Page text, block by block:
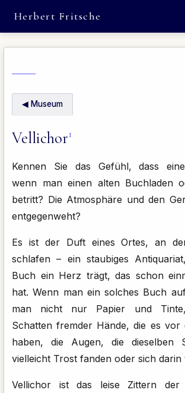
Herbert Fritsche
◀ Museum
Vellichor1
Kennen Sie das Gefühl, dass
wenn man einen alten Buchladen
betritt? Die Atmosphäre und den
entgegenweht?
Es ist der Duft eines Ortes, an
schlafen – ein staubiges
Buch ein Herz trägt, das schon
hat. Wenn man ein solches Buch
man nicht nur Papier und
Schatten fremder Hände, die es vor
haben, die Augen, die dieselben
vielleicht Trost fanden oder sich darin
Vellichor ist das leise Zittern der